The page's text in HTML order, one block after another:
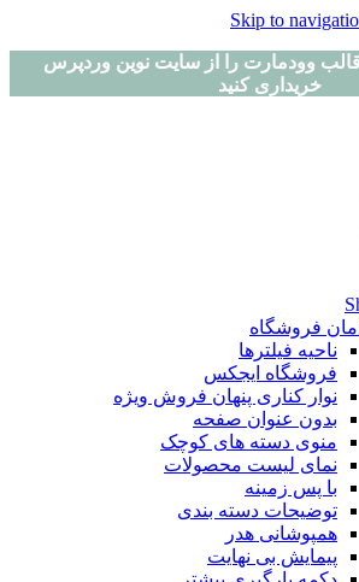
Skip to
وودمارت را از سایت نوین وردپرس
خریداری کنید
فروشگاه
ناحیه فیلترها
فروشگاه ایجکس
نوار کناری پنهان فروش ویژه
بدون عنوان صفحه
منوی دسته های کوچک
نمای لیست محصولات
با پس زمینه
توضیحات دسته بندی
همپوشانی هدر
پیمایش بی نهایت